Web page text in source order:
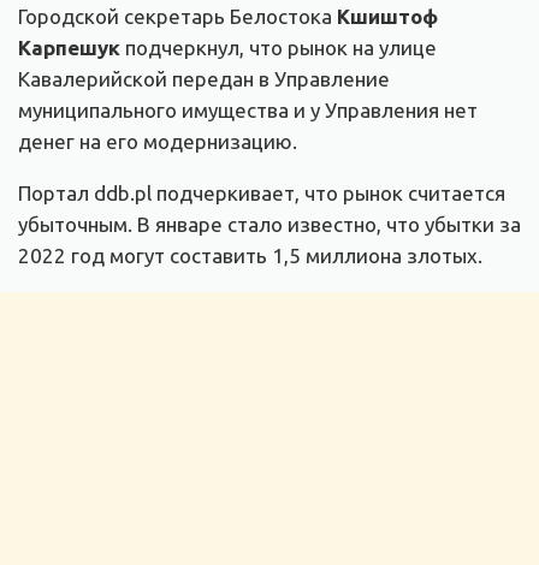
Городской секретарь Белостока Кшиштоф
Карпешук подчеркнул, что рынок на улице
Кавалерийской передан в Управление
муниципального имущества и у Управления нет
денег на его модернизацию.
Портал ddb.pl подчеркивает, что рынок считается
убыточным. В январе стало известно, что убытки за
2022 год могут составить 1,5 миллиона злотых.